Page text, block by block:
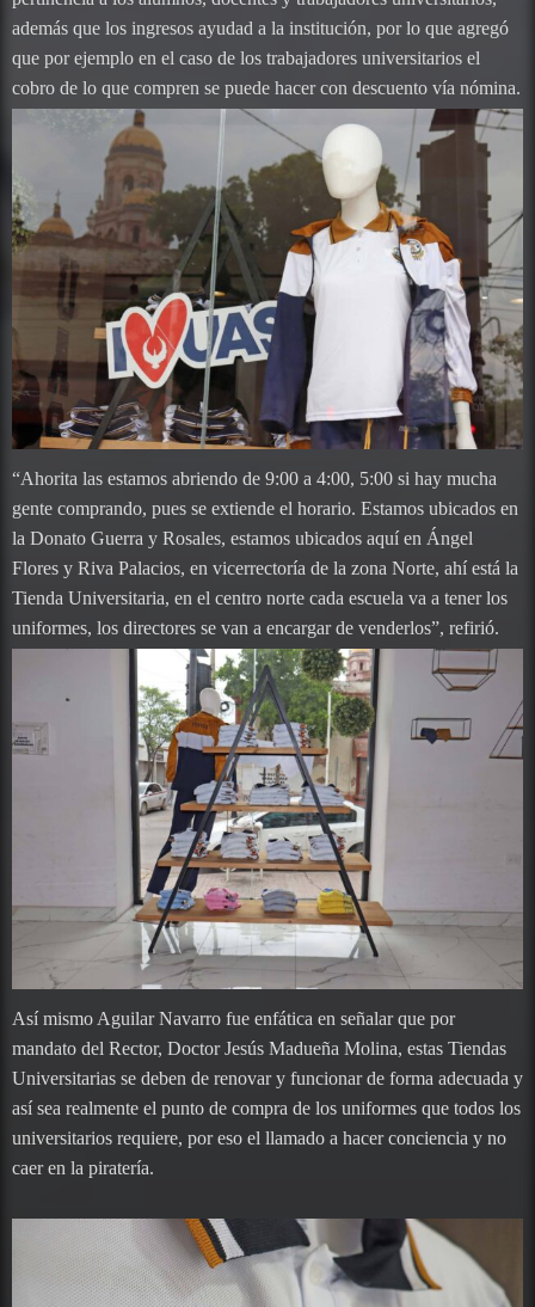
además que los ingresos ayudad a la institución, por lo que agregó
que por ejemplo en el caso de los trabajadores universitarios el
cobro de lo que compren se puede hacer con descuento vía nómina.
“Ahorita las estamos abriendo de 9:00 a 4:00, 5:00 si hay mucha
gente comprando, pues se extiende el horario. Estamos ubicados en
la Donato Guerra y Rosales, estamos ubicados aquí en Ángel
Flores y Riva Palacios, en vicerrectoría de la zona Norte, ahí está la
Tienda Universitaria, en el centro norte cada escuela va a tener los
uniformes, los directores se van a encargar de venderlos”, refirió.
Así mismo Aguilar Navarro fue enfática en señalar que por
mandato del Rector, Doctor Jesús Madueña Molina, estas Tiendas
Universitarias se deben de renovar y funcionar de forma adecuada y
así sea realmente el punto de compra de los uniformes que todos los
universitarios requiere, por eso el llamado a hacer conciencia y no
caer en la piratería.